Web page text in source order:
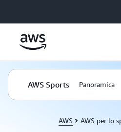
AWS Sports Panoramica
AWS AWS per lo